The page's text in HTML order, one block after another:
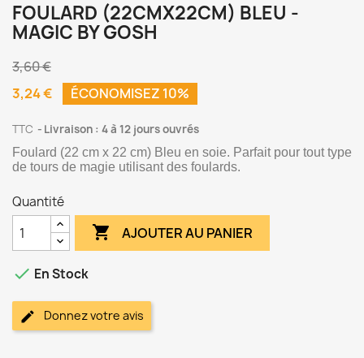
FOULARD (22CMX22CM) BLEU -
MAGIC BY GOSH
3,60 €
3,24 €
ÉCONOMISEZ 10%
TTC Livraison : 4 à 12 jours ouvrés
Foulard (22 cm x 22 cm) Bleu en soie. Parfait pour tout type
de tours de magie utilisant des foulards.
Quantité
 AJOUTER AU PANIER
 En Stock
Donnez votre avis